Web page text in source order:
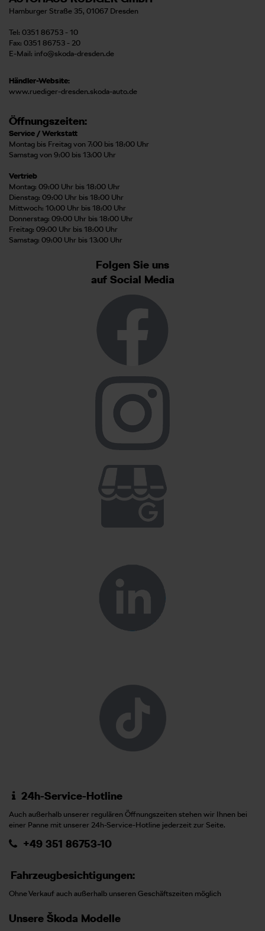
Hamburger Straße 35, 01067 Dresden
Tel: 0351 86753 - 10
Fax: 0351 86753 - 20
E-Mail: info@skoda-dresden.de
Händler-Website:
www.ruediger-dresden.skoda-auto.de
Öffnungszeiten:
Service / Werkstatt
Montag bis Freitag von 7:00 bis 18:00 Uhr
Samstag von 9:00 bis 13:00 Uhr
Vertrieb
Montag: 09:00 Uhr bis 18:00 Uhr
Dienstag: 09:00 Uhr bis 18:00 Uhr
Mittwoch: 10:00 Uhr bis 18:00 Uhr
Donnerstag: 09:00 Uhr bis 18:00 Uhr
Freitag: 09:00 Uhr bis 18:00 Uhr
Samstag: 09:00 Uhr bis 13:00 Uhr
Folgen Sie uns
auf Social Media
24h-Service-Hotline
Auch außerhalb unserer regulären Öffnungszeiten stehen wir Ihnen bei
einer Panne mit unserer 24h-Service-Hotline jederzeit zur Seite.
+49 351 86753-10
Fahrzeugbesichtigungen:
Ohne Verkauf auch außerhalb unseren Geschäftszeiten möglich
Unsere Škoda Modelle